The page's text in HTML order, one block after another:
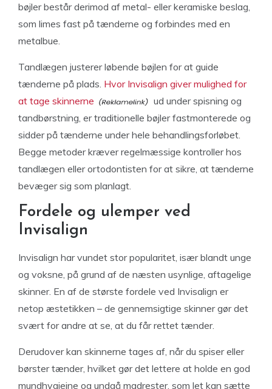
bøjler består derimod af metal- eller keramiske beslag,
som limes fast på tænderne og forbindes med en
metalbue.
Tandlægen justerer løbende bøjlen for at guide
tænderne på plads. Hvor Invisalign giver mulighed for
at tage skinnerne
ud under spisning og
tandbørstning, er traditionelle bøjler fastmonterede og
sidder på tænderne under hele behandlingsforløbet.
Begge metoder kræver regelmæssige kontroller hos
tandlægen eller ortodontisten for at sikre, at tænderne
bevæger sig som planlagt.
Fordele og ulemper ved
Invisalign
Invisalign har vundet stor popularitet, især blandt unge
og voksne, på grund af de næsten usynlige, aftagelige
skinner. En af de største fordele ved Invisalign er
netop æstetikken – de gennemsigtige skinner gør det
svært for andre at se, at du får rettet tænder.
Derudover kan skinnerne tages af, når du spiser eller
børster tænder, hvilket gør det lettere at holde en god
mundhygiejne og undgå madrester, som let kan sætte